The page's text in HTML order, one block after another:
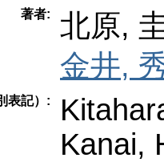
著者:
北原,
金井,
表記）:
Kanai,